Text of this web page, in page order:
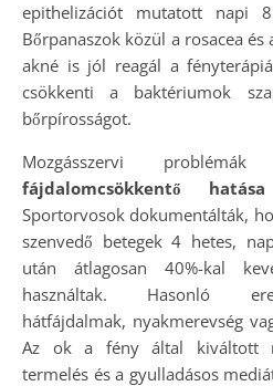
epithelizációt mutatott napi
Bőrpanaszok közül a rosacea
akné is jól reagál a
csökkenti a baktériumok
bőrpírosságot.
Mozgásszervi
fájdalomcsökkentő hatása
Sportorvosok dokumentálták,
szenvedő betegek 4 hetes,
után átlagosan 40%-kal
használtak. Hasonló
hátfájdalmak, nyakmerevség
Az ok a fény által kiváltott
termelés és a gyulladásos